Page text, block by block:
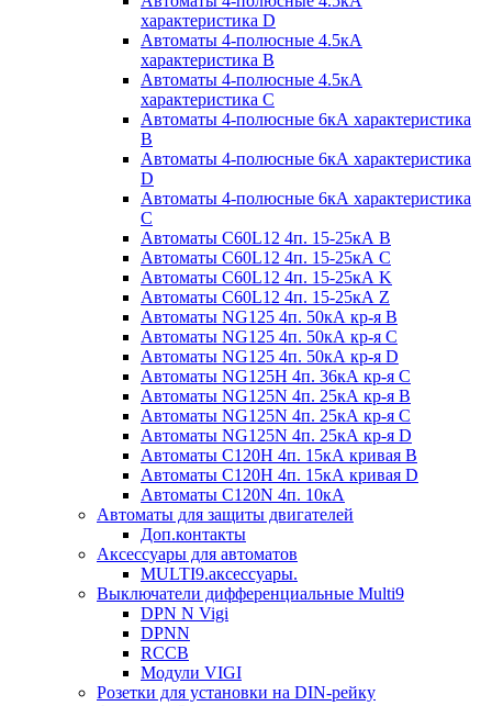
характеристика D
Автоматы 4-полюсные 4.5кА
характеристика В
Автоматы 4-полюсные 4.5кА
характеристика С
Автоматы 4-полюсные 6кА характеристика
B
Автоматы 4-полюсные 6кА характеристика
D
Автоматы 4-полюсные 6кА характеристика
С
Автоматы C60L12 4п. 15-25кА B
Автоматы C60L12 4п. 15-25кА C
Автоматы C60L12 4п. 15-25кА K
Автоматы C60L12 4п. 15-25кА Z
Автоматы NG125 4п. 50кА кр-я B
Автоматы NG125 4п. 50кА кр-я C
Автоматы NG125 4п. 50кА кр-я D
Автоматы NG125H 4п. 36кА кр-я C
Автоматы NG125N 4п. 25кА кр-я B
Автоматы NG125N 4п. 25кА кр-я C
Автоматы NG125N 4п. 25кА кр-я D
Автоматы С120H 4п. 15кА кривая B
Автоматы С120H 4п. 15кА кривая D
Автоматы С120N 4п. 10кА
Автоматы для защиты двигателей
Доп.контакты
Аксессуары для автоматов
MULTI9.аксессуары.
Выключатели дифференциальные Multi9
DPN N Vigi
DPNN
RCCB
Модули VIGI
Розетки для установки на DIN-рейку